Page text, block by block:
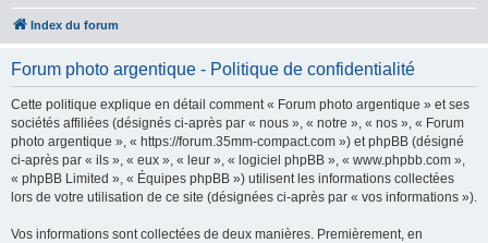
Index du forum
Forum photo argentique - Politique de confidentialité
Cette politique explique en détail comment « Forum photo argentique » et ses
sociétés affiliées (désignés ci-après par « nous », « notre », « nos », « Forum
photo argentique », « https://forum.35mm-compact.com ») et phpBB (désigné
ci-après par « ils », « eux », « leur », « logiciel phpBB », « www.phpbb.com »,
« phpBB Limited », « Équipes phpBB ») utilisent les informations collectées
lors de votre utilisation de ce site (désignées ci-après par « vos informations »).
Vos informations sont collectées de deux manières. Premièrement, en